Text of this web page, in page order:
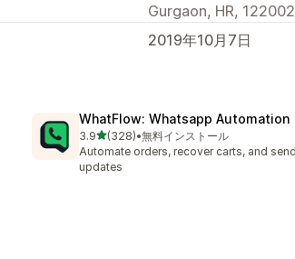
Gurgaon, HR,
2019年10月7日
WhatFlow: Whatsapp Automation
3.95つ星中
(328)
合計レビュー数：328件
•無料インストール
Automate orders, recover carts, and
updates